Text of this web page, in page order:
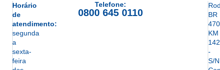
Horário
de
atendimento:
segunda
a
sexta-
feira
Telefone:
0800 645 0110
BR
KM
142
-
S/